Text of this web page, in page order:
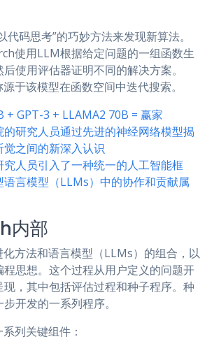
代码思考”的巧妙方法来发现新算法。
使用LLM根据给定问题的一组函数生
使用评估器证明不同的解决方案。
于该模型在函数空间中迭代搜索。
GPT-3 + LLAMA2 70B = 赢家
的研究人员通过先进的神经网络模型揭
之间的新深入认识
究人员引入了一种统一的人工智能框
语言模型（LLMs）中的协作和贡献属
内部
方法和语言模型（LLMs）的组合，以
思想。这个过程从用户定义的问题开
，其中包括评估过程和种子程序。种
开发的一系列程序。
列关键组件：